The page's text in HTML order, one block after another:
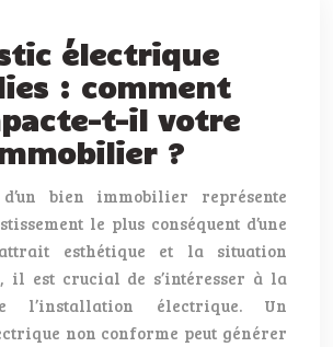
électrique
: comment
t-il votre
?
d’un bien immobilier représente
le plus conséquent d’une
esthétique et la situation
il est crucial de s’intéresser à la
l’installation électrique. Un
non conforme peut générer